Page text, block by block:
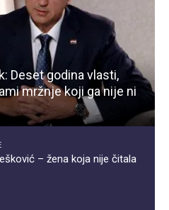
Deset godina vlasti,
mržnje koji ga nije ni
– žena koja nije čitala